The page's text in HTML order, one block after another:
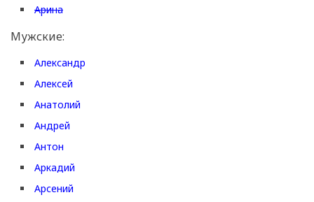
Арина
Мужские:
Александр
Алексей
Анатолий
Андрей
Антон
Аркадий
Арсений